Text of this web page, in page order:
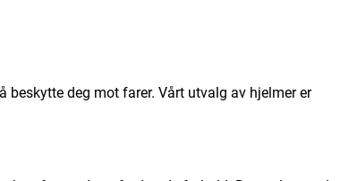
beskytte deg mot farer. Vårt utvalg av hjelmer er